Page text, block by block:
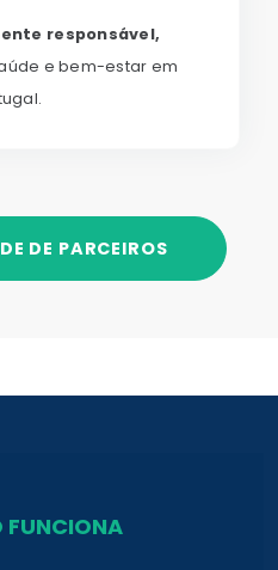
responsável,
e bem-estar em
DE PARCEIROS